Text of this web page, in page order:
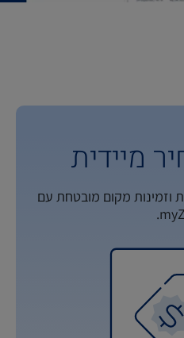
מיידית
מקום מובטחת עם